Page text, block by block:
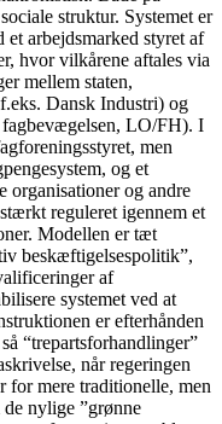
struktur. Systemet er
arbejdsmarked styret af
hvor vilkårene aftales via
mellem staten,
Dansk Industri) og
fagbevægelsen, LO/FH). I
men
og et
organisationer og andre
reguleret igennem et
Modellen er tæt
beskæftigelsespolitik”,
af
systemet ved at
er efterhånden
“trepartsforhandlinger”
når regeringen
for mere traditionelle, men
nylige ”grønne